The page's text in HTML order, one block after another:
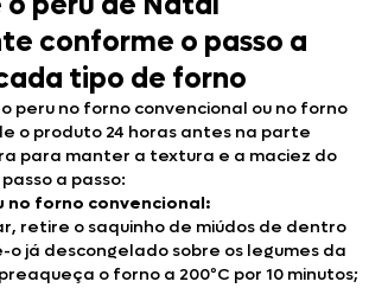
conforme o passo a
tipo de forno
peru no forno convencional ou no forno
o produto 24 horas antes na parte
para manter a textura e a maciez do
a passo:
no forno convencional:
retire o saquinho de miúdos de dentro
o já descongelado sobre os legumes da
o forno a 200ºC por 10 minutos;